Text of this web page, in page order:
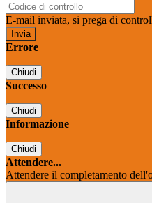
E-mail inviata, si prega di
Errore
Chiudi
Successo
Chiudi
Informazione
Chiudi
Attendere...
Attendere il completamento